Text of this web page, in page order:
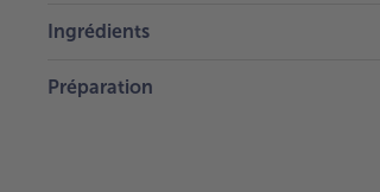
Ingrédients
Préparation